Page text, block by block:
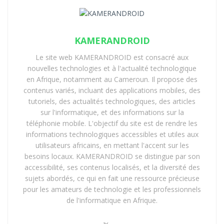
implications immédiates
Le principe est direct. Chaque appareil est associé à un
données centralisée adossée aux services douaniers.
Lorsqu’un terminal n’y figure pas, il est considéré
comme non conforme, avec un risque de restriction
d’accès aux réseaux.
Pour matérialiser ce contrôle, les autorités s’appuient
sur une interface dédiée, la CAMCIS MPIE platform.
L’accès au module de vérification se fait via une URL
https://mpie.camcis.cm/verifier-un-imei/
Une procédure rapide,
structurée pour l’usage réel
KAMERANDROID
Le site web KAMERANDROID est consacré aux
nouvelles technologies et à l'actualité technologique
en Afrique, notamment au Cameroun. Il propose des
contenus variés, incluant des applications mobiles, des
tutoriels, des actualités technologiques, des articles
sur l'informatique, et des informations sur la
téléphonie mobile. L'objectif du site est de rendre les
informations technologiques accessibles et utiles aux
utilisateurs africains, en mettant l'accent sur les
besoins locaux. KAMERANDROID se distingue par son
accessibilité, ses contenus localisés, et la diversité des
sujets abordés, ce qui en fait une ressource précieuse
pour les amateurs de technologie et les professionnels
de l'informatique en Afrique.